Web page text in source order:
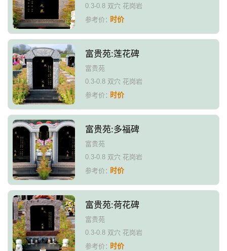
0.3-0.8 双穴 花岗岩
参考价：时价
富贵苑:莲花碑
富贵苑
0.3-0.8 双穴 花岗岩
参考价：时价
富贵苑:多福碑
富贵苑
0.3-0.8 双穴 花岗岩
参考价：时价
富贵苑:荷花碑
富贵苑
0.3-0.8 双穴 花岗岩
参考价：时价